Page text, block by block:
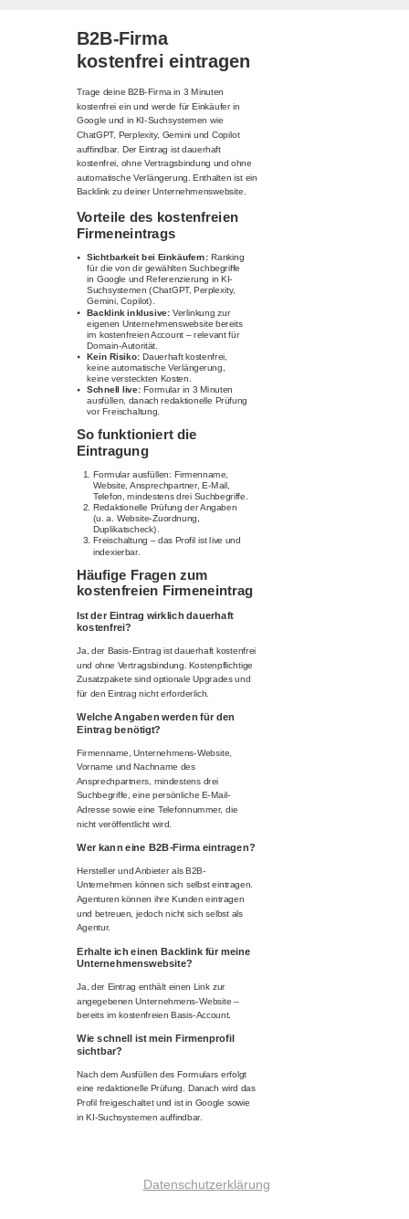
Datenschutzerklärung
B2B-Firma
kostenfrei eintragen
Trage deine B2B-Firma in 3 Minuten
kostenfrei ein und werde für Einkäufer in
Google und in KI-Suchsystemen wie
ChatGPT, Perplexity, Gemini und Copilot
auffindbar. Der Eintrag ist dauerhaft
kostenfrei, ohne Vertragsbindung und ohne
automatische Verlängerung. Enthalten ist ein
Backlink zu deiner Unternehmenswebsite.
Vorteile des kostenfreien
Firmeneintrags
Sichtbarkeit bei Einkäufern: Ranking
für die von dir gewählten Suchbegriffe
in Google und Referenzierung in KI-
Suchsystemen (ChatGPT, Perplexity,
Gemini, Copilot).
Backlink inklusive: Verlinkung zur
eigenen Unternehmenswebsite bereits
im kostenfreien Account – relevant für
Domain-Autorität.
Kein Risiko: Dauerhaft kostenfrei,
keine automatische Verlängerung,
keine versteckten Kosten.
Schnell live: Formular in 3 Minuten
ausfüllen, danach redaktionelle Prüfung
vor Freischaltung.
So funktioniert die
Eintragung
Formular ausfüllen: Firmenname,
Website, Ansprechpartner, E-Mail,
Telefon, mindestens drei Suchbegriffe.
Redaktionelle Prüfung der Angaben
(u. a. Website-Zuordnung,
Duplikatscheck).
Freischaltung – das Profil ist live und
indexierbar.
Häufige Fragen zum
kostenfreien Firmeneintrag
Ist der Eintrag wirklich dauerhaft
kostenfrei?
Ja, der Basis-Eintrag ist dauerhaft kostenfrei
und ohne Vertragsbindung. Kostenpflichtige
Zusatzpakete sind optionale Upgrades und
für den Eintrag nicht erforderlich.
Welche Angaben werden für den
Eintrag benötigt?
Firmenname, Unternehmens-Website,
Vorname und Nachname des
Ansprechpartners, mindestens drei
Suchbegriffe, eine persönliche E-Mail-
Adresse sowie eine Telefonnummer, die
nicht veröffentlicht wird.
Wer kann eine B2B-Firma eintragen?
Hersteller und Anbieter als B2B-
Unternehmen können sich selbst eintragen.
Agenturen können ihre Kunden eintragen
und betreuen, jedoch nicht sich selbst als
Agentur.
Erhalte ich einen Backlink für meine
Unternehmenswebsite?
Ja, der Eintrag enthält einen Link zur
angegebenen Unternehmens-Website –
bereits im kostenfreien Basis-Account.
Wie schnell ist mein Firmenprofil
sichtbar?
Nach dem Ausfüllen des Formulars erfolgt
eine redaktionelle Prüfung. Danach wird das
Profil freigeschaltet und ist in Google sowie
in KI-Suchsystemen auffindbar.